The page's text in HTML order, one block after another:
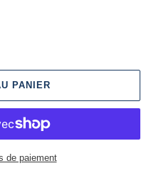
PANIER
de paiement